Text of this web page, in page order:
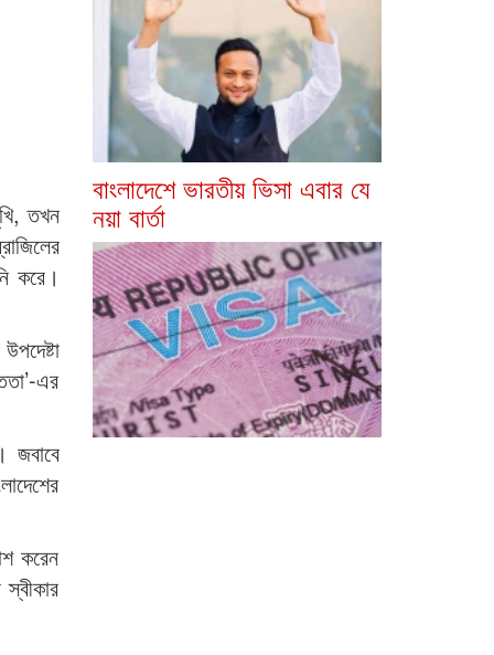
তখন
করে।
এর
জবাবে
করেন
বাংলাদেশে ভারতীয় ভিসা এবার যে
নয়া বার্তা